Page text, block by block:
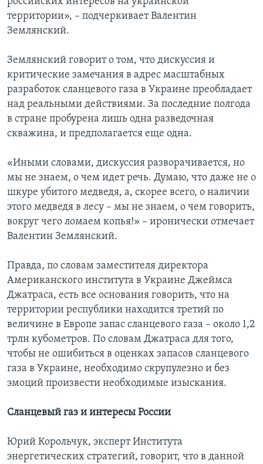
территории», – подчеркивает Валентин
Землянский.
Землянский говорит о том, что дискуссия и
критические замечания в адрес масштабных
разработок сланцевого газа в Украине преобладает
над реальными действиями. За последние полгода
в стране пробурена лишь одна разведочная
скважина, и предполагается еще одна.
«Иными словами, дискуссия разворачивается, но
мы не знаем, о чем идет речь. Думаю, что даже не о
шкуре убитого медведя, а, скорее всего, о наличии
этого медведя в лесу – мы не знаем, о чем говорить,
вокруг чего ломаем копья!» – иронически отмечает
Валентин Землянский.
Правда, по словам заместителя директора
Американского института в Украине Джеймса
Джатраса, есть все основания говорить, что на
территории республики находится третий по
величине в Европе запас сланцевого газа – около 1,2
трлн кубометров. По словам Джатраса для того,
чтобы не ошибиться в оценках запасов сланцевого
газа в Украине, необходимо скрупулезно и без
эмоций произвести необходимые изыскания.
Сланцевый газ и интересы России
Юрий Корольчук, эксперт Института
энергетических стратегий, говорит, что в данной